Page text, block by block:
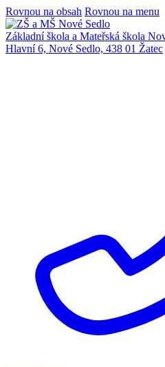
Rovnou na obsah Rovnou na menu
Základní škola a Mateřská škola
Hlavní 6, Nové Sedlo, 438 01 Žatec